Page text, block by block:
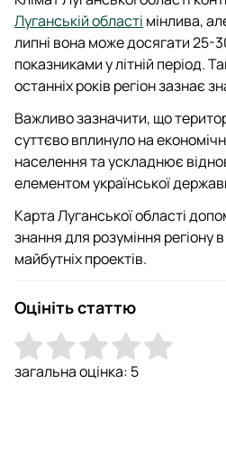
Луганській області мінлива,
липні вона може досягати 25-
показниками у літній період.
останніх років регіон зазнає
Важливо зазначити, що
суттєво вплинуло на
населення та ускладнює
елементом української
Карта Луганської області
знання для розуміння регіону
майбутніх проектів.
Оцініть статтю
загальна оцінка: 5